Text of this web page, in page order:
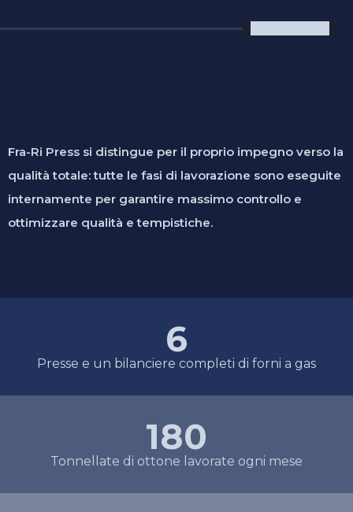
Fra-Ri Press si distingue per il proprio impegno verso la
qualità totale: tutte le fasi di lavorazione sono eseguite
internamente per garantire massimo controllo e
ottimizzare qualità e tempistiche.
Presse e un bilanciere completi di forni a gas
6
Tonnellate di ottone lavorate ogni mese
180